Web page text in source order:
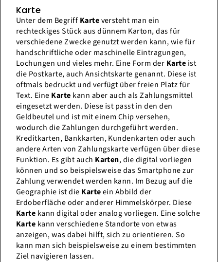
Karte
Unter dem Begriff Karteversteht man ein
rechteckiges Stück aus dünnem Karton, das für
verschiedene Zwecke genutzt werden kann, wie für
handschriftliche oder maschinelle Eintragungen,
Lochungen und vieles mehr. Eine Form der Karte ist
die Postkarte, auch Ansichtskarte genannt. Diese ist
oftmals bedruckt und verfügt über freien Platz für
Text. Eine Karte kann aber auch als Zahlungsmittel
eingesetzt werden. Diese ist passt in den den
Geldbeutel und ist mit einem Chip versehen,
wodurch die Zahlungen durchgeführt werden.
Kreditkarten, Bankkarten, Kundenkarten oder auch
andere Arten von Zahlungskarte verfügen über diese
Funktion. Es gibt auch Karten, die digital vorliegen
können und so beispielsweise das Smartphone zur
Zahlung verwendet werden kann. Im Bezug auf die
Geographie ist die Karteein Abbild der
Erdoberfläche oder anderer Himmelskörper. Diese
Karte kann digital oder analog vorliegen. Eine solche
Karte kann verschiedene Standorte von etwas
anzeigen, was dabei hilft, sich zu orientieren. So
kann man sich beispielsweise zu einem bestimmten
Ziel navigieren lassen.